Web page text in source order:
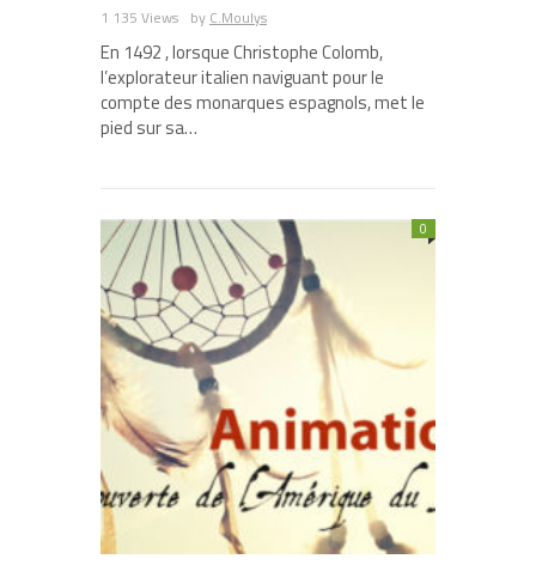
1 135 Views by C.Moulys
En 1492 , lorsque Christophe Colomb,
l’explorateur italien naviguant pour le
compte des monarques espagnols, met le
pied sur sa…
0